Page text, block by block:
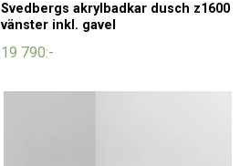
Svedbergs akrylbadkar dusch z1600
vänster inkl. gavel
19 790:-